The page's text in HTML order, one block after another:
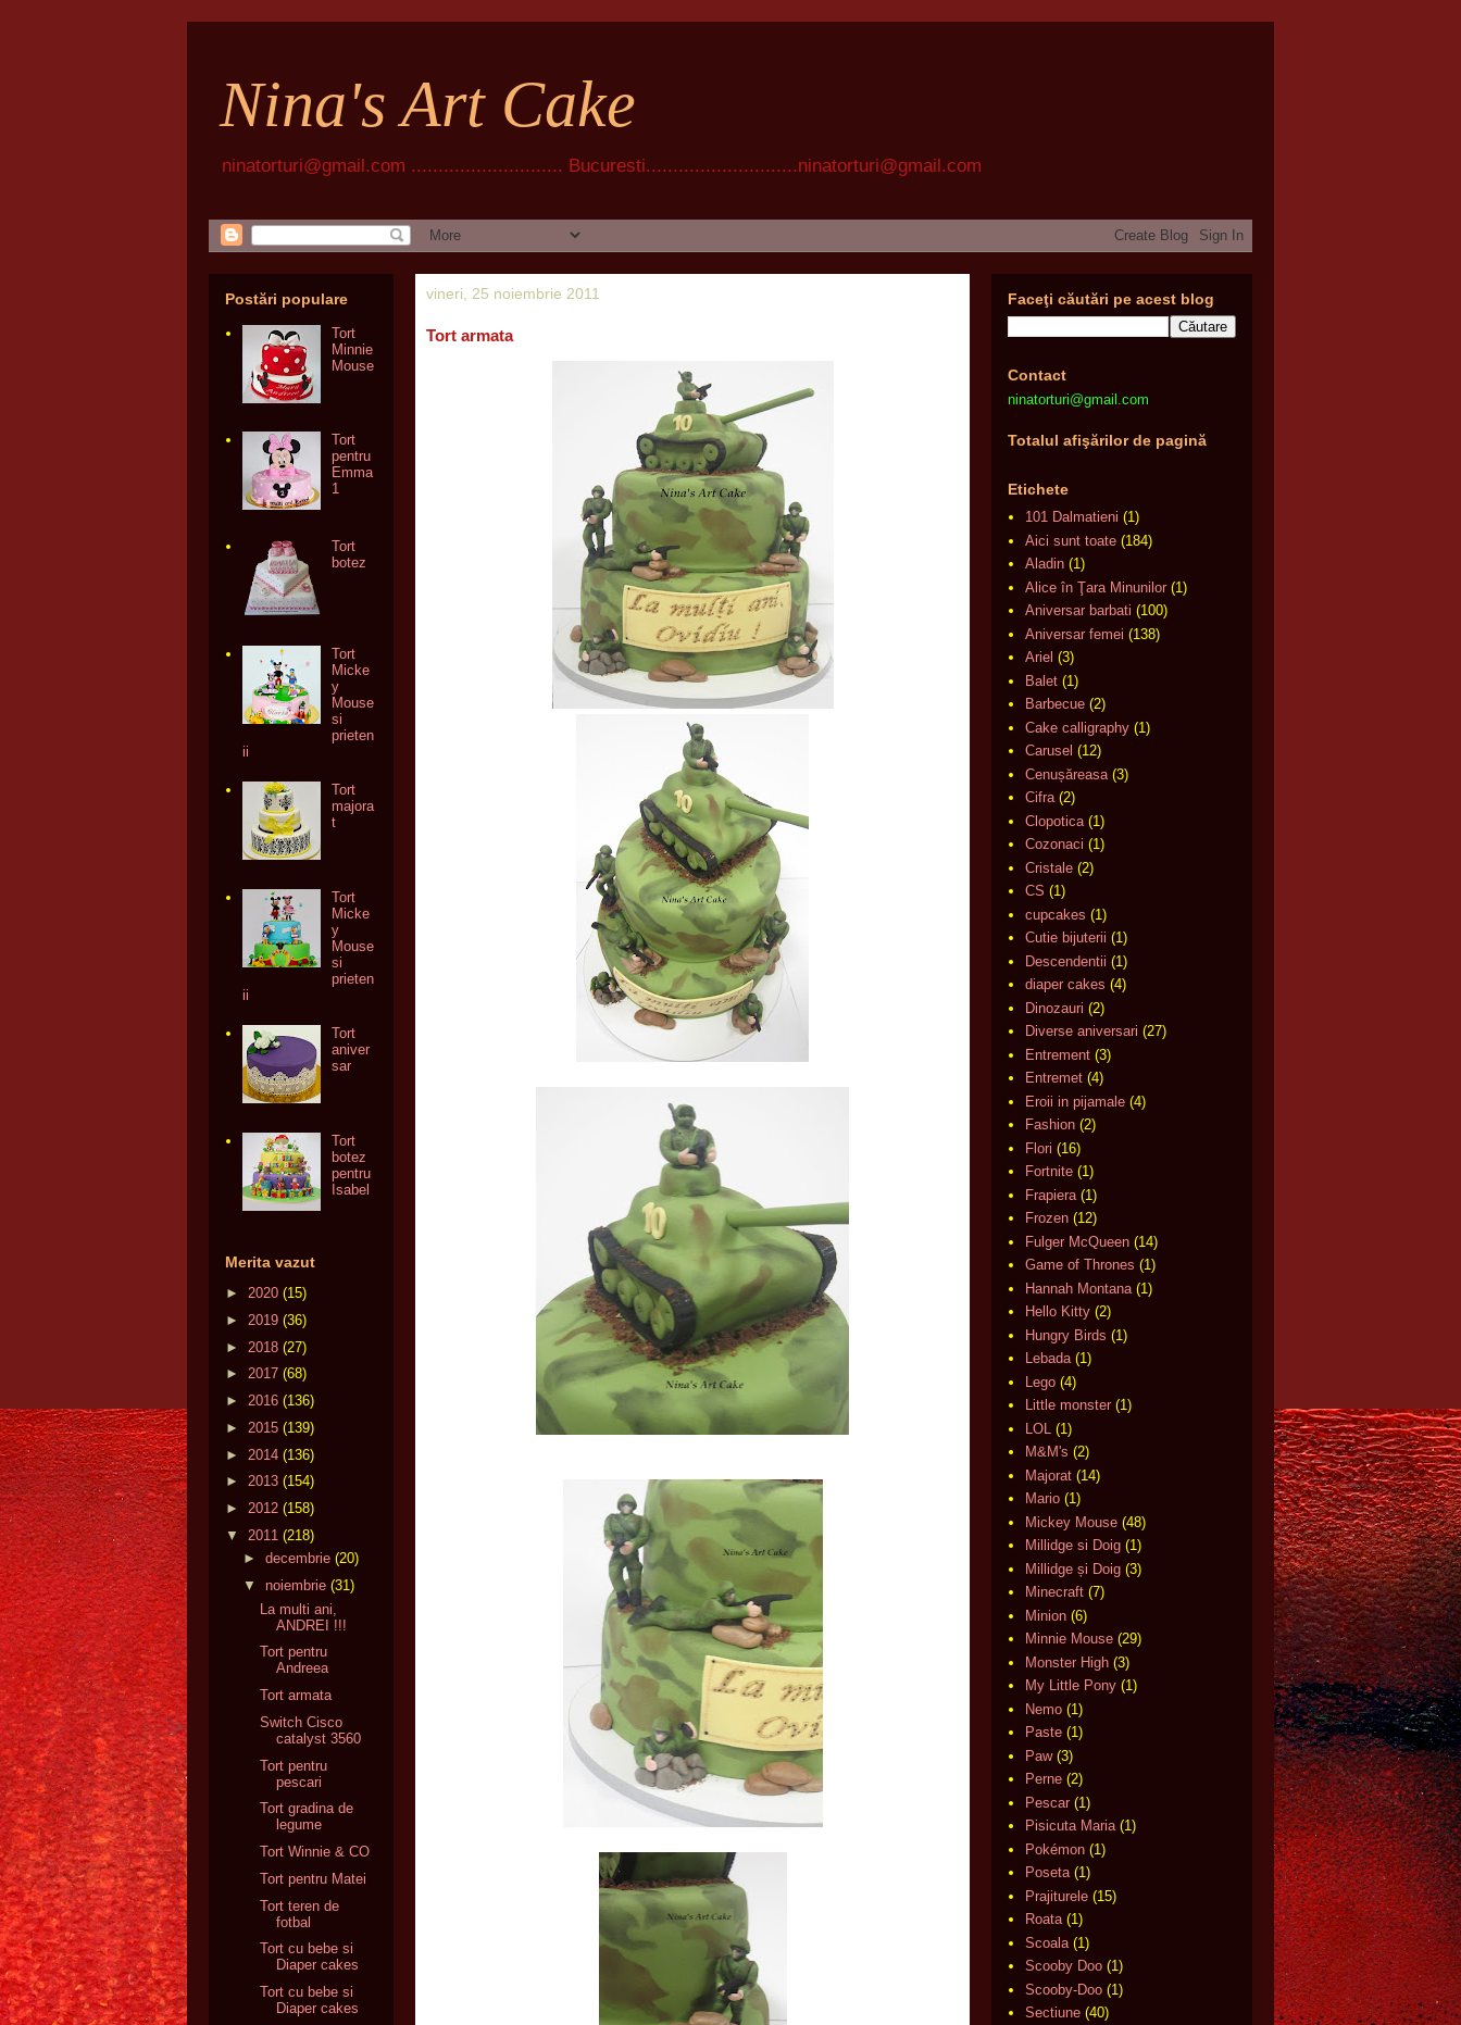
Nina's Art Cake
ninatorturi@gmail.com ............................ Bucuresti............................ninatorturi@gmail.com
vineri, 25 noiembrie 2011
Tort armata
Postări populare
Tort
Minnie
Mouse
Tort
pentru
Emma
1
Tort
botez
Tort
Micke
y
Mouse
si
prieten
ii
Tort
majora
t
Tort
Micke
y
Mouse
si
prieten
ii
Tort
aniver
sar
Tort
botez
pentru
Isabel
Merita vazut
► 2020 (15)
► 2019 (36)
► 2018 (27)
► 2017 (68)
► 2016 (136)
► 2015 (139)
► 2014 (136)
► 2013 (154)
► 2012 (158)
▼
2011 (218)
► decembrie (20)
▼
noiembrie (31)
La multi ani,
ANDREI !!!
Tort pentru
Andreea
Tort armata
Switch Cisco
catalyst 3560
Tort pentru
pescari
Tort gradina de
legume
Tort Winnie & CO
Tort pentru Matei
Tort teren de
fotbal
Tort cu bebe si
Diaper cakes
Tort cu bebe si
Diaper cakes
Faceţi căutări pe acest blog
Contact
ninatorturi@gmail.com
Totalul afişărilor de pagină
Etichete
101 Dalmatieni (1)
Aici sunt toate (184)
Aladin (1)
Alice în Ţara Minunilor (1)
Aniversar barbati (100)
Aniversar femei (138)
Ariel (3)
Balet (1)
Barbecue (2)
Cake calligraphy (1)
Carusel (12)
Cenușăreasa (3)
Cifra (2)
Clopotica (1)
Cozonaci (1)
Cristale (2)
CS (1)
cupcakes (1)
Cutie bijuterii (1)
Descendentii (1)
diaper cakes (4)
Dinozauri (2)
Diverse aniversari (27)
Entrement (3)
Entremet (4)
Eroii in pijamale (4)
Fashion (2)
Flori (16)
Fortnite (1)
Frapiera (1)
Frozen (12)
Fulger McQueen (14)
Game of Thrones (1)
Hannah Montana (1)
Hello Kitty (2)
Hungry Birds (1)
Lebada (1)
Lego (4)
Little monster (1)
LOL
(1)
M&M's (2)
Majorat (14)
Mario (1)
Mickey Mouse (48)
Millidge si Doig (1)
Millidge și Doig (3)
Minecraft (7)
Minion (6)
Minnie Mouse (29)
Monster High (3)
My Little Pony (1)
Nemo (1)
Paste (1)
Paw (3)
Perne (2)
Pescar (1)
Pisicuta Maria (1)
Pokémon (1)
Poseta (1)
Prajiturele (15)
Roata (1)
Scoala (1)
Scooby Doo (1)
Scooby-Doo (1)
Sectiune (40)